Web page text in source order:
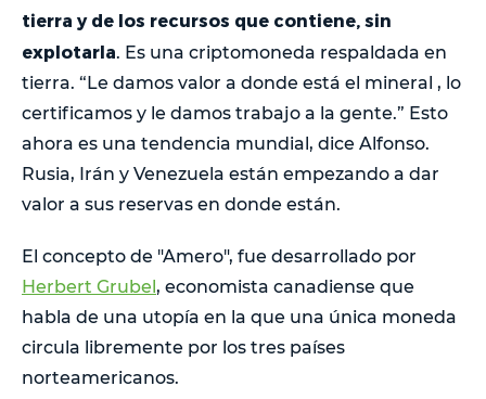
tierra y de los recursos que contiene, sin
explotarla. Es una criptomoneda respaldada en
tierra. “Le damos valor a donde está el mineral , lo
certificamos y le damos trabajo a la gente.” Esto
ahora es una tendencia mundial, dice Alfonso.
Rusia, Irán y Venezuela están empezando a dar
valor a sus reservas en donde están.
El concepto de "Amero", fue desarrollado por
Herbert Grubel, economista canadiense que
habla de una utopía en la que una única moneda
circula libremente por los tres países
norteamericanos.